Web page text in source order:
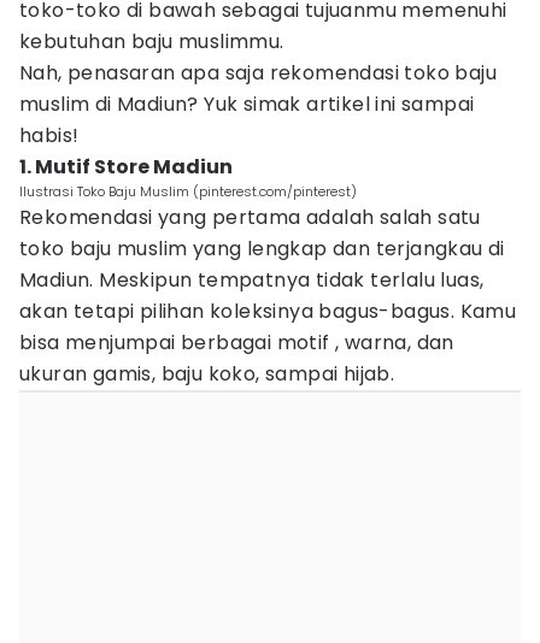
toko-toko di bawah sebagai tujuanmu memenuhi
kebutuhan baju muslimmu.
Nah, penasaran apa saja rekomendasi toko baju
muslim di Madiun? Yuk simak artikel ini sampai
habis!
1. Mutif Store Madiun
Ilustrasi Toko Baju Muslim (pinterest.com/pinterest)
Rekomendasi yang pertama adalah salah satu
toko baju muslim yang lengkap dan terjangkau di
Madiun. Meskipun tempatnya tidak terlalu luas,
akan tetapi pilihan koleksinya bagus-bagus. Kamu
bisa menjumpai berbagai motif , warna, dan
ukuran gamis, baju koko, sampai hijab.